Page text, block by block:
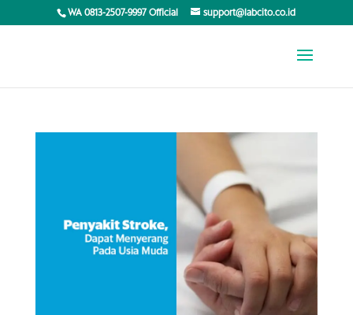
WA 0813-2507-9997 Official support@labcito.co.id